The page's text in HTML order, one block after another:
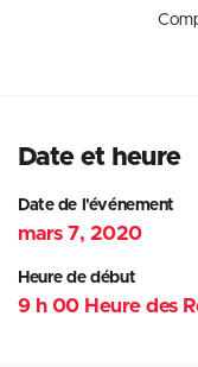
Date et heure
Date de l'événement
mars 7, 2020
Heure de début
9 h 00 Heure des